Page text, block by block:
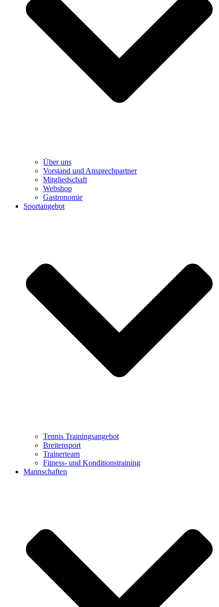
Über uns
Vorstand und Ansprechpartner
Mitgliedschaft
Webshop
Gastronomie
Sportangebot
Tennis Trainingsangebot
Breitensport
Trainerteam
Fitness- und Konditionstraining
Mannschaften